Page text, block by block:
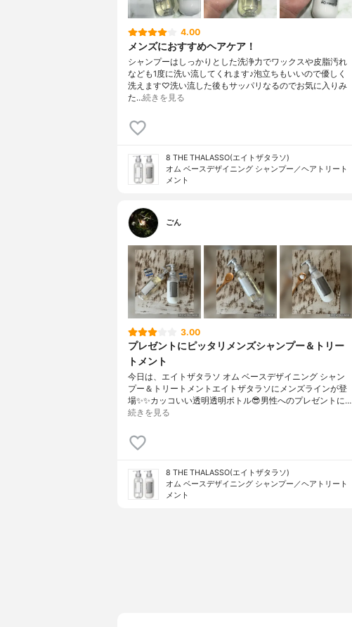
4.00
メンズにおすすめヘアケア！
シャンプーはしっかりとした洗浄力でワックスや皮脂汚れ
なども1度に洗い流してくれます♪泡立ちもいいので優しく
洗えます♡洗い流した後もサッパリなるのでお気に入りみ
た…続きを見る
8 THE THALASSO(エイトザタラソ)
オム ベースデザイニング シャンプー／ヘアトリート
メント
ごん
3.00
プレゼントにピッタリメンズシャンプー＆トリー
トメント
今日は、エイトザタラソ オム ベースデザイニング シャン
プー＆トリートメントエイトザタラソにメンズラインが登
場✨✨カッコいい透明透明ボトル😎男性へのプレゼントに…
続きを見る
8 THE THALASSO(エイトザタラソ)
オム ベースデザイニング シャンプー／ヘアトリート
メント